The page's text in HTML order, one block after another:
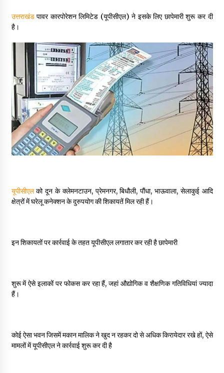
Thought Of The Day 11 May
May 11, 2022
Thought Of The Day 10 May
May 10, 2022
उत्तराखंडपावर कारपोरेशन लिमिटेड (यूपीसीएल) ने इसके लिए छापेमारी शुरू कर दी
है।
यूपीसीएलको दून के क्लेमनटाउन, प्रेमनगर, बिधौली, पौंधा, भाऊवाला, सेलाकुई आदि
क्षेत्रों में घरेलू कनेक्शन के दुरुपयोग की शिकायतें मिल रही हैं।
इन शिकायतों पर कार्रवाई के तहत यूपीसीएल लगातार कर रही है छापेमारी
शुरू में ऐसे इलाकों पर फोकस कर रहा हैं, जहां औद्योगिक व शैक्षणिक गतिविधियां ज्यादा
हैं।
कोई ऐसा भवन जिसमें मकान मालिक ने खुद न रहकर दो से अधिक किरायेदार रखे हों, ऐसे
मामलों में यूपीसीएल ने कार्रवाई शुरू कर दी है